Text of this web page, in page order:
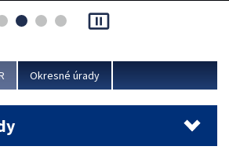
a Ministerstva vnútra SR.
pause_presentation
Okresné úrady